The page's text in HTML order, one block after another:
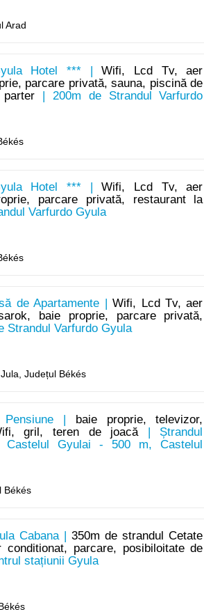
Arad
Hotel *** |Wifi, Lcd Tv, aer
parcare privată, sauna, piscină de
| 200m de Strandul Varfurdo
Hotel *** |Wifi, Lcd Tv, aer
parcare privată, restaurant la
Varfurdo Gyula
de Apartamente |Wifi, Lcd Tv, aer
baie proprie, parcare privată,
Strandul Varfurdo Gyula
Județul Békés
Pensiune |
baie proprie, televizor,
gril, teren de joacă| Ștrandul
Gyulai - 500 m, Castelul
Békés
Cabana |350m de strandul Cetate
parcare, posibiloitate de
stațiunii Gyula